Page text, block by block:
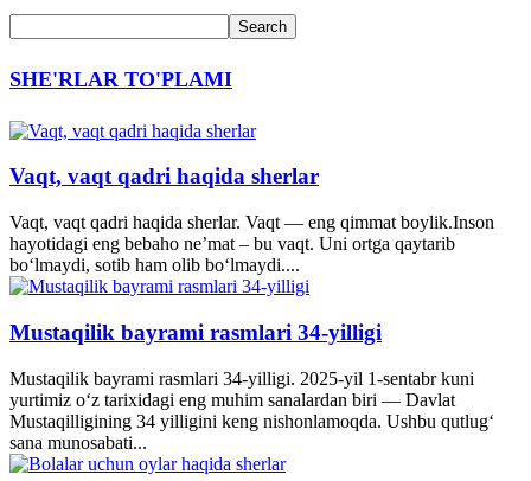
SHE'RLAR TO'PLAMI
Vaqt, vaqt qadri haqida sherlar
Vaqt, vaqt qadri haqida sherlar. Vaqt — eng qimmat boylik.Inson
hayotidagi eng bebaho ne’mat – bu vaqt. Uni ortga qaytarib
bo‘lmaydi, sotib ham olib bo‘lmaydi....
Mustaqilik bayrami rasmlari 34-yilligi
Mustaqilik bayrami rasmlari 34-yilligi. 2025-yil 1-sentabr kuni
yurtimiz o‘z tarixidagi eng muhim sanalardan biri — Davlat
Mustaqilligining 34 yilligini keng nishonlamoqda. Ushbu qutlug‘
sana munosabati...